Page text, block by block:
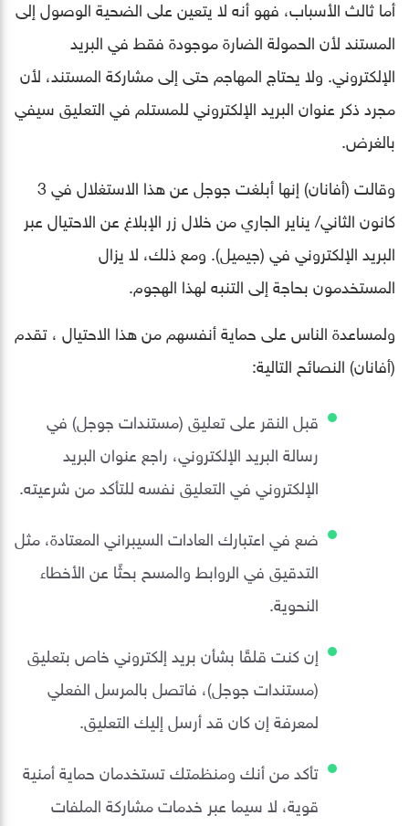
أما ثالث الأسباب، فهو أنه لا يتعين على الضحية الوصول إلى
المستند لأن الحمولة الضارة موجودة فقط في البريد
الإلكتروني. ولا يحتاج المهاجم حتى إلى مشاركة المستند، لأن
مجرد ذكر عنوان البريد الإلكتروني للمستلم في التعليق سيفي
بالغرض.
وقالت (أفانان) إنها أبلغت جوجل عن هذا الاستغلال في 3
كانون الثاني/ يناير الجاري من خلال زر الإبلاغ عن الاحتيال عبر
البريد الإلكتروني في (جيميل). ومع ذلك، لا يزال
المستخدمون بحاجة إلى التنبه لهذا الهجوم.
ولمساعدة الناس على حماية أنفسهم من هذا الاحتيال ، تقدم
(أفانان) النصائح التالية:
قبل النقر على تعليق (مستندات جوجل) في
رسالة البريد الإلكتروني، راجع عنوان البريد
الإلكتروني في التعليق نفسه للتأكد من شرعيته.
ضع في اعتبارك العادات السيبراني المعتادة، مثل
التدقيق في الروابط والمسح بحثًا عن الأخطاء
النحوية.
إن كنت قلقًا بشأن بريد إلكتروني خاص بتعليق
(مستندات جوجل)، فاتصل بالمرسل الفعلي
لمعرفة إن كان قد أرسل إليك التعليق.
تأكد من أنك ومنظمتك تستخدمان حماية أمنية
قوية، لا سيما عبر خدمات مشاركة الملفات